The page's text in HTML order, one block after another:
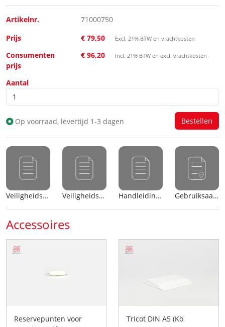
Artikelnr.
71000750
Prijs
€ 79,50 Excl. 21% BTW en vrachtkosten
Consumenten
prijs
€ 96,20 Incl. 21% BTW en excl. vrachtkosten
Aantal
Op voorraad, levertijd 1-3 dagen
Veiligheidsblad (nl) Veiligheidsblad (en) Handleiding (nl) Gebruiksaanwijzing
Accessoires
Reservepunten voor
Tricot DIN A5 (Kö